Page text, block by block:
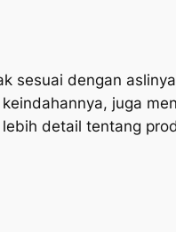
sesuai dengan
juga
detail tentang